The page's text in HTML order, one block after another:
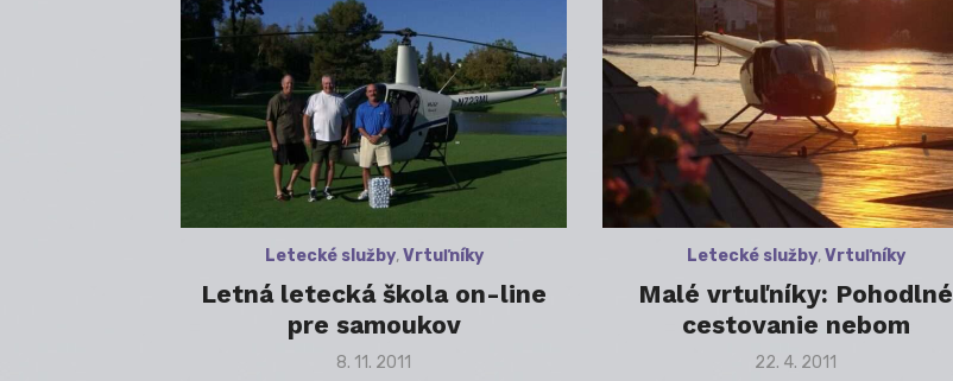
Letecké služby,Vrtuľníky
Letná letecká škola on-line
pre samoukov
Posted
8. 11. 2011
Letecké služby,Vrtuľníky
Malé vrtuľníky: Pohodlné
cestovanie nebom
Posted
22. 4. 2011